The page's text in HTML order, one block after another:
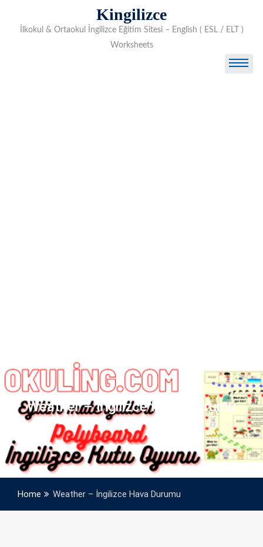
content
Kingilizce
İlkokul & Ortaokul İngilizce Eğitim Sitesi – English ( ESL / ELT )
Worksheets
Weather – İngilizce Hava Durumu
Home Weather – İngilizce Hava Durumu